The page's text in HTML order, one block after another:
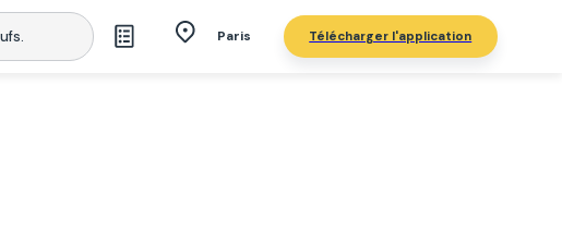
Paris Télécharger l'application